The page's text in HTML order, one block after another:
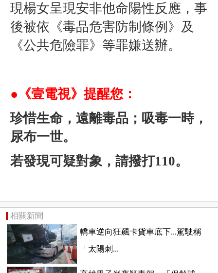
現楊女呈現安非他命陽性反應，事
後被依《毒品危害防制條例》及
《公共危險罪》等罪嫌送辦。
●《壹電視》提醒您：
珍惜生命，遠離毒品；吸毒一時，
尿布一世。
若發現可疑對象，請撥打110。
相關新聞
轎車逆向狂飆卡貨車底下...駕駛稱
「太陽刺...